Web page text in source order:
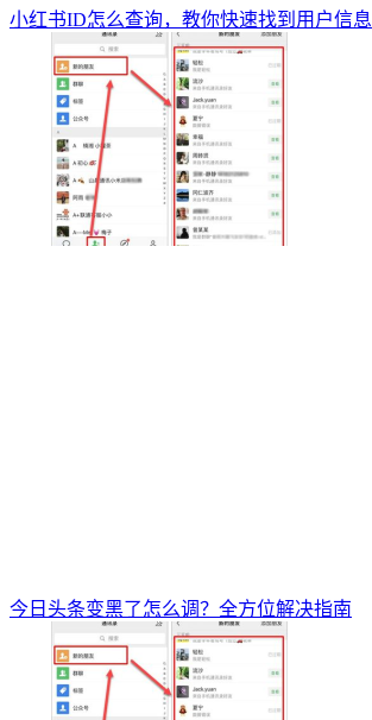
小红书ID怎么查询，教你快速找到用户信息
今日头条变黑了怎么调？全方位解决指南